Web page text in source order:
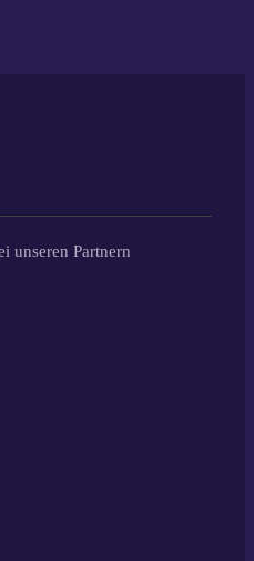
unseren Partnern